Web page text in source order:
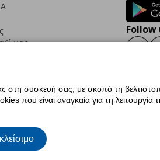
μας
Follow
Γενική Πολιτική
συσκευή σας, με σκοπό τη
είναι αναγκαία για τη λειτουργία